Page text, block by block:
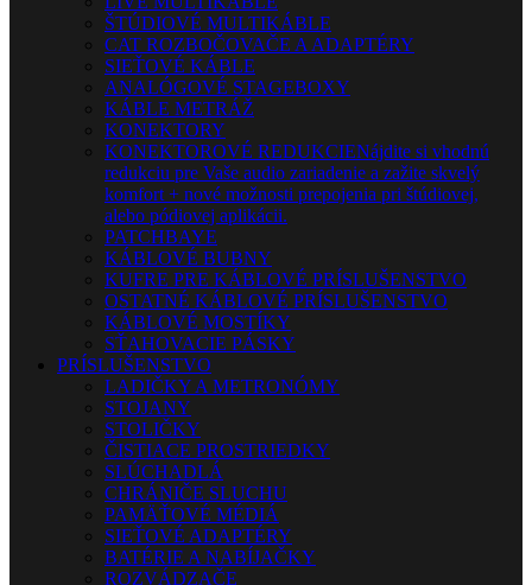
ŠTÚDIOVÉ MULTIKÁBLE
CAT ROZBOČOVAČE A ADAPTÉRY
SIEŤOVÉ KÁBLE
ANALÓGOVÉ STAGEBOXY
KÁBLE METRÁŽ
KONEKTORY
KONEKTOROVÉ REDUKCIENájdite si vhodnú
redukciu pre Vaše audio zariadenie a zažite skvelý
komfort + nové možnosti prepojenia pri štúdiovej,
alebo pódiovej aplikácii.
PATCHBAYE
KÁBLOVÉ BUBNY
KUFRE PRE KÁBLOVÉ PRÍSLUŠENSTVO
OSTATNÉ KÁBLOVÉ PRÍSLUŠENSTVO
KÁBLOVÉ MOSTÍKY
SŤAHOVACIE PÁSKY
PRÍSLUŠENSTVO
LADIČKY A METRONÓMY
STOJANY
STOLIČKY
ČISTIACE PROSTRIEDKY
SLÚCHADLÁ
CHRÁNIČE SLUCHU
PAMÄŤOVÉ MÉDIÁ
SIEŤOVÉ ADAPTÉRY
BATÉRIE A NABÍJAČKY
ROZVÁDZAČE